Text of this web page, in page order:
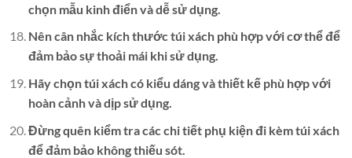
chọn mẫu kinh điển và dễ sử dụng.
Nên cân nhắc kích thước túi xách phù hợp với cơ thể để
đảm bảo sự thoải mái khi sử dụng.
Hãy chọn túi xách có kiểu dáng và thiết kế phù hợp với
hoàn cảnh và dịp sử dụng.
Đừng quên kiểm tra các chi tiết phụ kiện đi kèm túi xách
để đảm bảo không thiếu sót.